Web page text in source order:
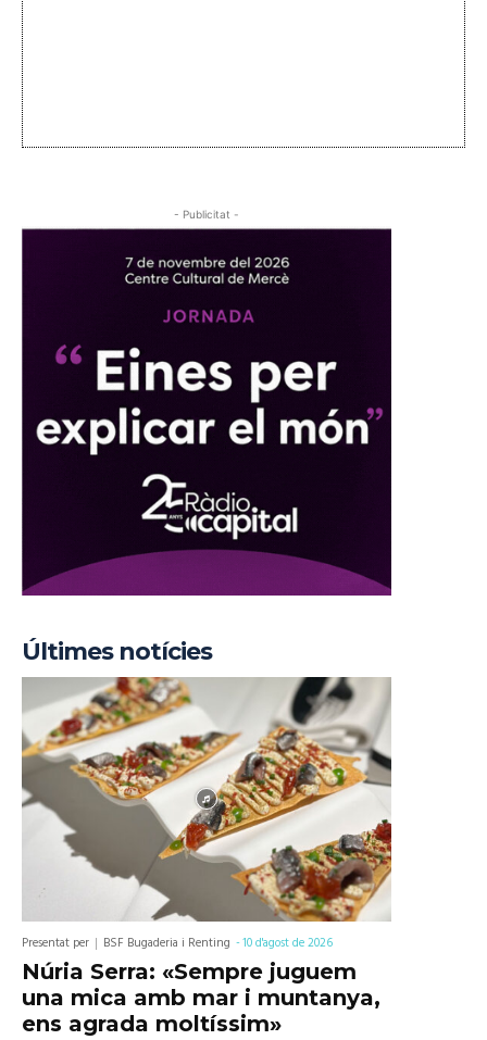
- Publicitat -
Últimes notícies
Presentat per BSF Bugaderia i Renting -10 d'agost de 2026
Núria Serra: «Sempre juguem
una mica amb mar i muntanya,
ens agrada moltíssim»